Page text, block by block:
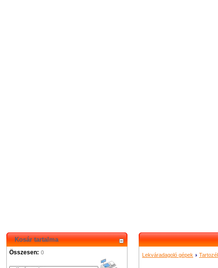
Kosár tartalma
Összesen: 0 Lekváradagoló gépek